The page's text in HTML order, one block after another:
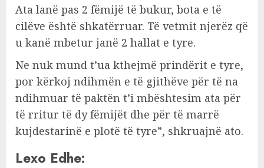
Ata lanë pas 2 fëmijë të bukur, bota e të
cilëve është shkatërruar. Të vetmit njerëz që
u kanë mbetur janë 2 hallat e tyre.
Ne nuk mund t’ua kthejmë prindërit e tyre,
por kërkoj ndihmën e të gjithëve për të na
ndihmuar të paktën t’i mbështesim ata për
të rritur të dy fëmijët dhe për të marrë
kujdestarinë e plotë të tyre”, shkruajnë ato.
Lexo Edhe: